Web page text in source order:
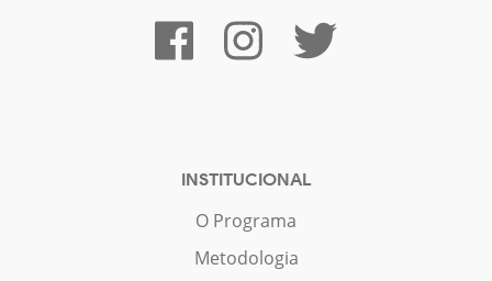
INSTITUCIONAL
O Programa
Metodologia